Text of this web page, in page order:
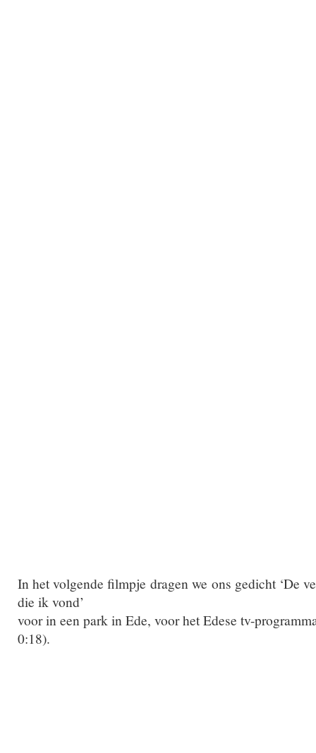
In het volgende filmpje dragen we ons gedicht ‘De
die ik vond’
voor in een park in Ede, voor het Edese tv-
0:18).